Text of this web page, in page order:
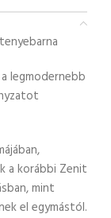
legmodernebb
a korábbi Zenit
mint
el egymástól.